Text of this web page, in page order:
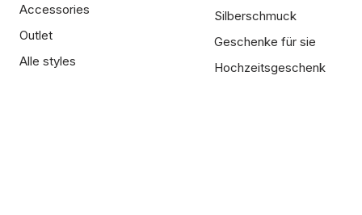
Accessories
Outlet
Alle styles
Silberschmuck
Geschenke für sie
Hochzeitsgeschenk